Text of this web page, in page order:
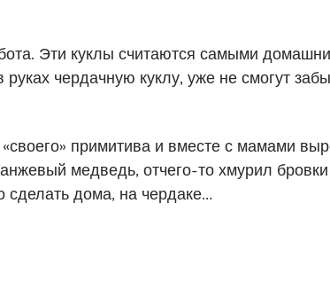
Эти куклы считаются самыми
чердачную куклу, уже не смогут
примитива и вместе с мамами
медведь, отчего-то хмурил
сделать дома, на чердаке…